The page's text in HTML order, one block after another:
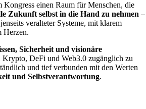
Kongress einen Raum für Menschen, die
Zukunft selbst in die Hand zu nehmen –
veralteter Systeme, mit klarem
Herzen.
Sicherheit und visionäre
Krypto, DeFi und Web3.0 zugänglich zu
und tief verbunden mit den Werten
und Selbstverantwortung.